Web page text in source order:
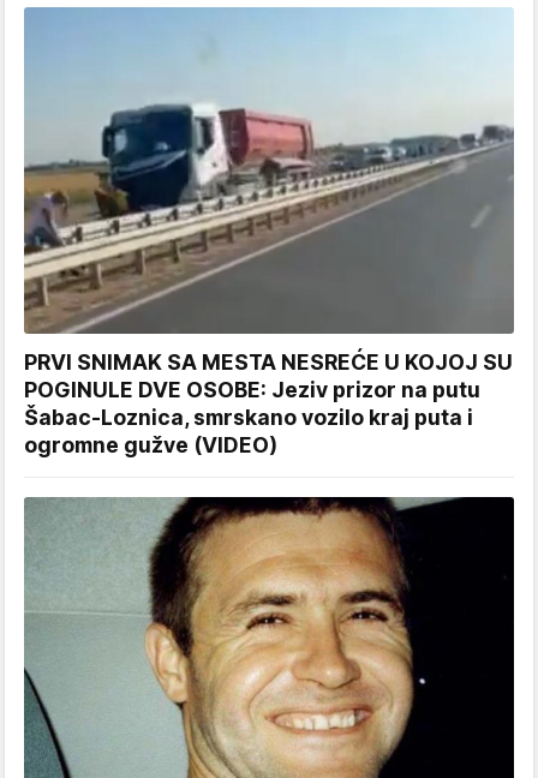
PRVI SNIMAK SA MESTA NESREĆE U KOJOJ SU
POGINULE DVE OSOBE: Jeziv prizor na putu
Šabac-Loznica, smrskano vozilo kraj puta i
ogromne gužve (VIDEO)